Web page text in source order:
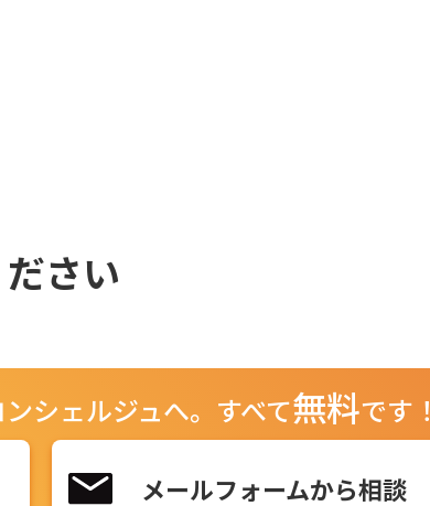
さい
シェルジュへ。 すべて無料です！
メールフォームから相談